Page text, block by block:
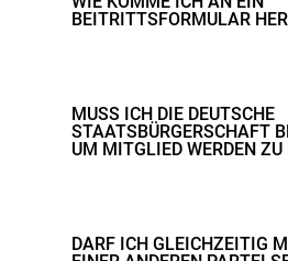
BEITRITTSFORMULAR
MUSS ICH DIE DEUTSCHE
STAATSBÜRGERSCHAFT
UM MITGLIED WERDEN ZU
DARF ICH GLEICHZEITIG